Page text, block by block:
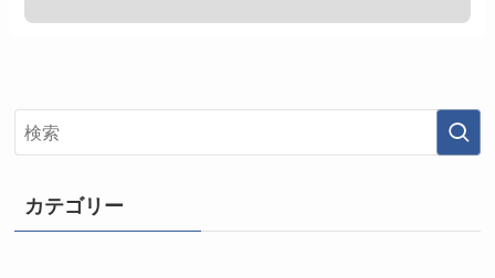
カテゴリー